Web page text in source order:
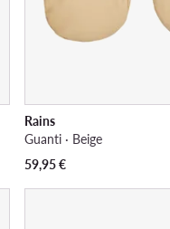
Rains
Guanti · Beige
59,95€